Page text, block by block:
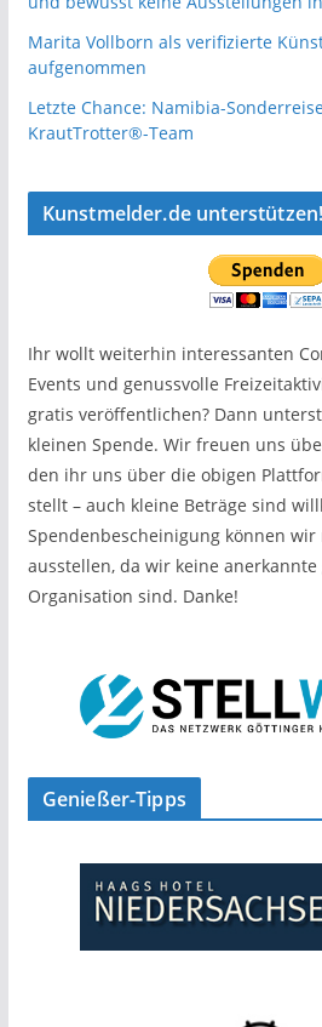
Marita Vollborn als verifizierte
aufgenommen
Letzte Chance: Namibia-
KrautTrotter®-Team
Kunstmelder.de unterstützen!
Ihr wollt weiterhin interessanten
Events und genussvolle
gratis veröffentlichen? Dann
kleinen Spende. Wir freuen uns
den ihr uns über die obigen
stellt – auch kleine Beträge sind
Spendenbescheinigung können
ausstellen, da wir keine
Organisation sind. Danke!
Genießer-Tipps